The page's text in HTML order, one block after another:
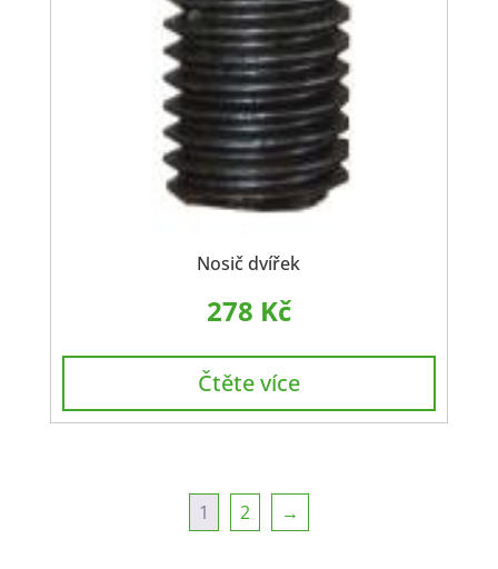
Nosič dvířek
278 Kč
Čtěte více
1 2 →